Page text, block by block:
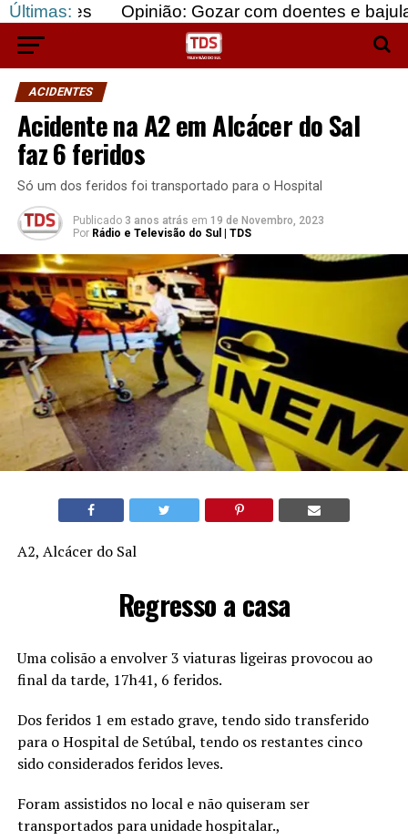
Últimas:
Opinião: Gozar com doentes e bajular os
ACIDENTES
Acidente na A2 em Alcácer do Sal
faz 6 feridos
Só um dos feridos foi transportado para o Hospital
Publicado 3 anos atrás em 19 de Novembro, 2023
Por Rádio e Televisão do Sul | TDS
A2, Alcácer do Sal
Regresso a casa
Uma colisão a envolver 3 viaturas ligeiras provocou ao
final da tarde, 17h41, 6 feridos.
Dos feridos 1 em estado grave, tendo sido transferido
para o Hospital de Setúbal, tendo os restantes cinco
sido considerados feridos leves.
Foram assistidos no local e não quiseram ser
transportados para unidade hospitalar.,